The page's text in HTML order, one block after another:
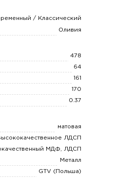
/ Классический
Оливия
478
64
161
170
0.37
матовая
ЛДСП
МДФ, ЛДСП
Металл
GTV (Польша)